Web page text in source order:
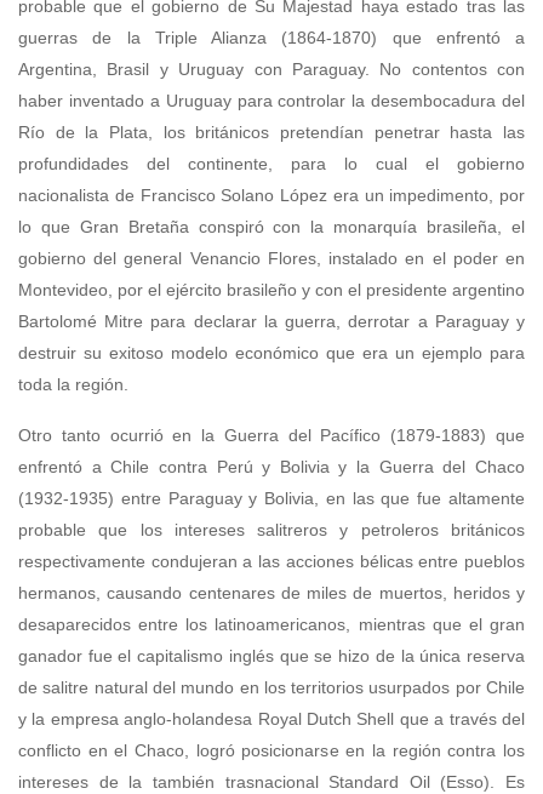
probable que el gobierno de Su Majestad haya estado tras las
guerras de la Triple Alianza (1864-1870) que enfrentó a
Argentina, Brasil y Uruguay con Paraguay. No contentos con
haber inventado a Uruguay para controlar la desembocadura del
Río de la Plata, los británicos pretendían penetrar hasta las
profundidades del continente, para lo cual el gobierno
nacionalista de Francisco Solano López era un impedimento, por
lo que Gran Bretaña conspiró con la monarquía brasileña, el
gobierno del general Venancio Flores, instalado en el poder en
Montevideo, por el ejército brasileño y con el presidente argentino
Bartolomé Mitre para declarar la guerra, derrotar a Paraguay y
destruir su exitoso modelo económico que era un ejemplo para
toda la región.
Otro tanto ocurrió en la Guerra del Pacífico (1879-1883) que
enfrentó a Chile contra Perú y Bolivia y la Guerra del Chaco
(1932-1935) entre Paraguay y Bolivia, en las que fue altamente
probable que los intereses salitreros y petroleros británicos
respectivamente condujeran a las acciones bélicas entre pueblos
hermanos, causando centenares de miles de muertos, heridos y
desaparecidos entre los latinoamericanos, mientras que el gran
ganador fue el capitalismo inglés que se hizo de la única reserva
de salitre natural del mundo en los territorios usurpados por Chile
y la empresa anglo-holandesa Royal Dutch Shell que a través del
conflicto en el Chaco, logró posicionarse en la región contra los
intereses de la también trasnacional Standard Oil (Esso). Es